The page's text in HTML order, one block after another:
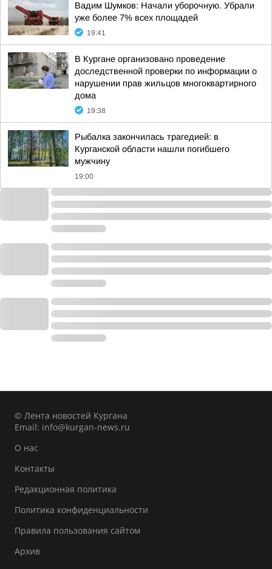
Вадим Шумков: Начали уборочную. Убрали
уже более 7% всех площадей
19:41
В Кургане организовано проведение
доследственной проверки по информации о
нарушении прав жильцов многоквартирного
дома
19:38
Рыбалка закончилась трагедией: в
Курганской области нашли погибшего
мужчину
19:00
© Лента новостей Кургана
Email: info@kurgan-news.ru
О нас
Контакты
Редакционная политика
Политика конфиденциальности
Правила пользования сайтом
Архив